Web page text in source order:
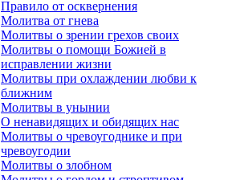
Правило от осквернения
Молитва от гнева
Молитвы о зрении грехов своих
Молитвы о помощи Божией в
исправлении жизни
Молитвы при охлаждении любви к
ближним
Молитвы в унынии
О ненавидящих и обидящих нас
Молитвы о чревоугоднике и при
чревоугодии
Молитвы о злобном